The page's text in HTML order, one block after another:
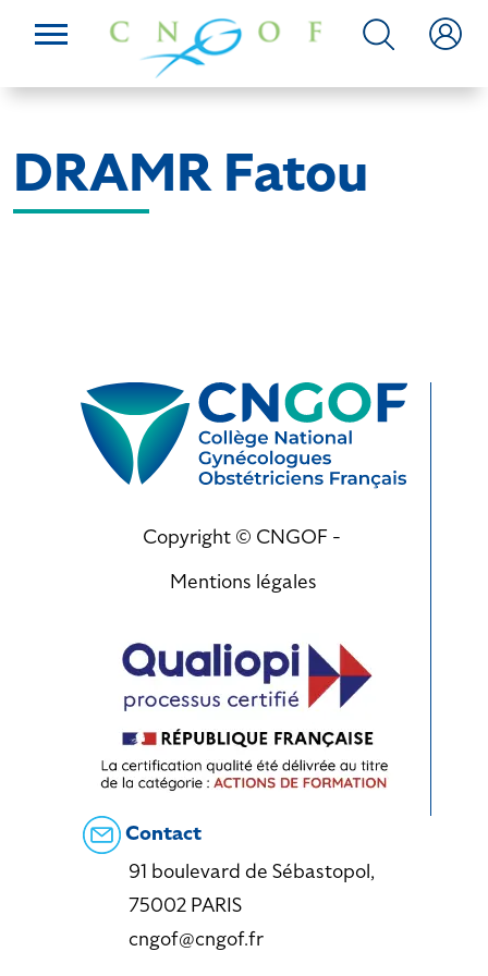
DRAMR Fatou
Copyright © CNGOF -
Mentions légales
Contact
91 boulevard de Sébastopol,
75002 PARIS
cngof@cngof.fr